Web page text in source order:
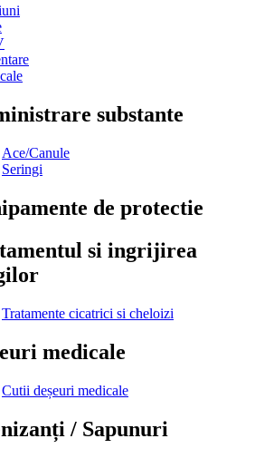
substante
Ace/Canule
Seringi
de protectie
si ingrijirea
Tratamente cicatrici si cheloizi
medicale
Cutii deșeuri medicale
/ Sapunuri